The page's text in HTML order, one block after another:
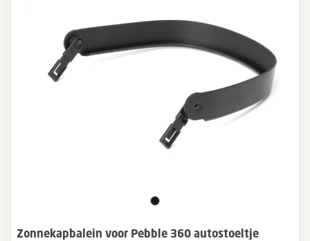
Zonnekapbalein voor Pebble 360 autostoeltje